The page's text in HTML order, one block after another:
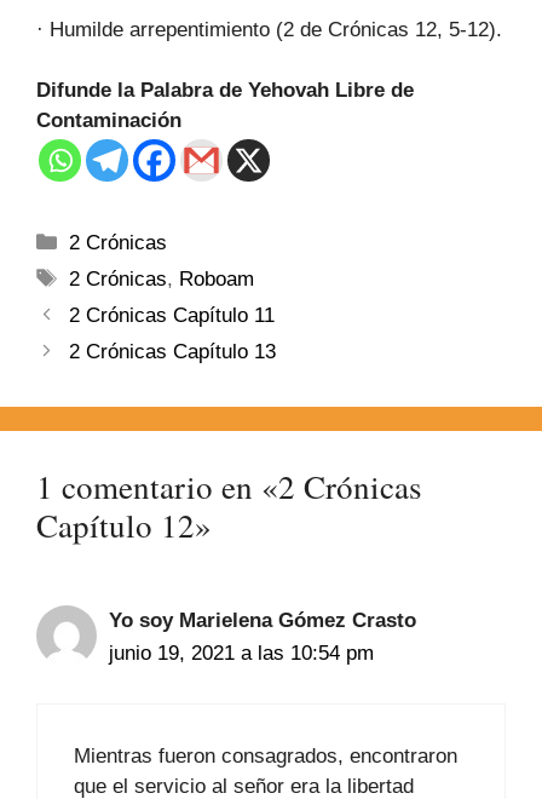
· Humilde arrepentimiento (2 de Crónicas 12, 5-12).
Difunde la Palabra de Yehovah Libre de
Contaminación
2 Crónicas
2 Crónicas, Roboam
2 Crónicas Capítulo 11
2 Crónicas Capítulo 13
1 comentario en «2 Crónicas
Capítulo 12»
Yo soy Marielena Gómez Crasto
junio 19, 2021 a las 10:54 pm
Mientras fueron consagrados, encontraron
que el servicio al señor era la libertad